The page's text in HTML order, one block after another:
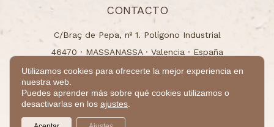
CONTACTO
C/Braç de Pepa, nº 1. Polígono Industrial
46470 · MASSANASSA · Valencia · España
info@naturchem.es
Utilizamos cookies para ofrecerte la mejor experiencia en
nuestra web.
Puedes aprender más sobre qué cookies utilizamos o
desactivarlas en los ajustes